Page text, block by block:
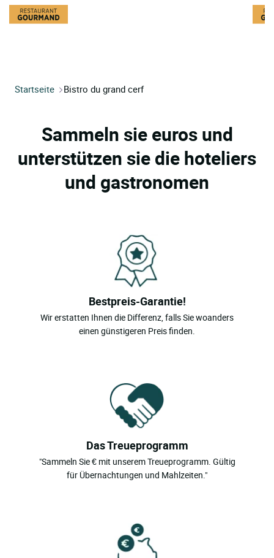
Startseite Bistro du grand cerf
Sammeln sie euros und
unterstützen sie die hoteliers
und gastronomen
Bestpreis-Garantie!
Wir erstatten Ihnen die Differenz, falls Sie woanders
einen günstigeren Preis finden.
Das Treueprogramm
"Sammeln Sie € mit unserem Treueprogramm. Gültig
für Übernachtungen und Mahlzeiten."